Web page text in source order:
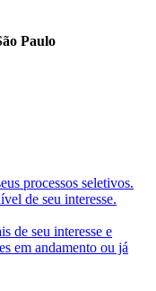
Paulo
processos seletivos.
de seu interesse.
de seu interesse e
em andamento ou já